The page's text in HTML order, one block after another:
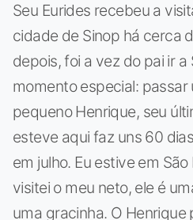
Seu Eurides recebeu a
cidade de Sinop há cerca
depois, foi a vez do pai ir a
momento especial:
pequeno Henrique, seu
esteve aqui faz uns 60
em julho. Eu estive em
visitei o meu neto, ele é
uma gracinha. O